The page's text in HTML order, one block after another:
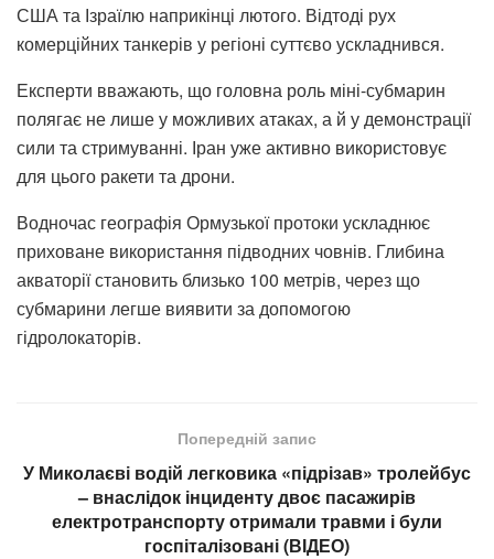
США та Ізраїлю наприкінці лютого. Відтоді рух
комерційних танкерів у регіоні суттєво ускладнився.
Експерти вважають, що головна роль міні-субмарин
полягає не лише у можливих атаках, а й у демонстрації
сили та стримуванні. Іран уже активно використовує
для цього ракети та дрони.
Водночас географія Ормузької протоки ускладнює
приховане використання підводних човнів. Глибина
акваторії становить близько 100 метрів, через що
субмарини легше виявити за допомогою
гідролокаторів.
Попередній запис
У Миколаєві водій легковика «підрізав» тролейбус
– внаслідок інциденту двоє пасажирів
електротранспорту отримали травми і були
госпіталізовані (ВІДЕО)